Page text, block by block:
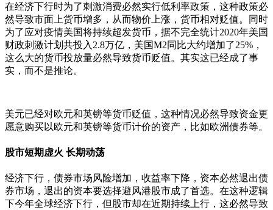
在经济下行时为了刺激消费必然实行低利率政策，这种政策必
然导致市面上货币增多，从而物价上涨，货币相对贬值。同时
为了应对疫情美国将持续超发货币，据不完全统计2020年美国
财政刺激计划共投入2.8万亿，美国M2同比大约增加了25%，
这么大的货币投放量必然导致货币贬值。其实这已经成了事
实，而不是推论。
美元已经对欧元和英镑等货币贬值，这种情况必然导致资金更
愿意购买以欧元和英镑等货币计价的资产，比如欧洲债券等。
股市短期虚火 长期动荡
经济下行，债券市场风险增加，收益率下降，资本必然退出债
券市场，退出的资本要选择避风港股市成了首选。在这种逻辑
下今年全球经济下行，但股市却在近期持续上行，这必然导致